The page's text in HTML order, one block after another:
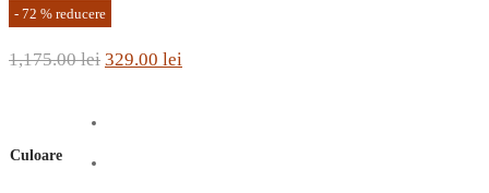
- 72 % reducere
1,175.00lei Prețul
329.00 lei
Culoare